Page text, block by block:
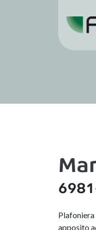
Plafoniera
apposito